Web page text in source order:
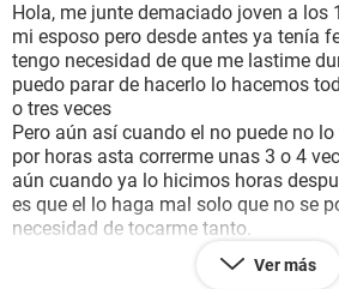
BIENESTAR
SEXUALIDAD
GLOSARIO
Hola, me junte demaciado joven a los
mi esposo pero desde antes ya tenía
tengo necesidad de que me lastime
puedo parar de hacerlo lo hacemos
o tres veces
Pero aún así cuando el no puede no
por horas asta correrme unas 3 o 4
aún cuando ya lo hicimos horas
es que el lo haga mal solo que no se
necesidad de tocarme tanto.
El es muy bueno y la verdad si tengo
no sé porque mi deseo de tocarme
Ver más